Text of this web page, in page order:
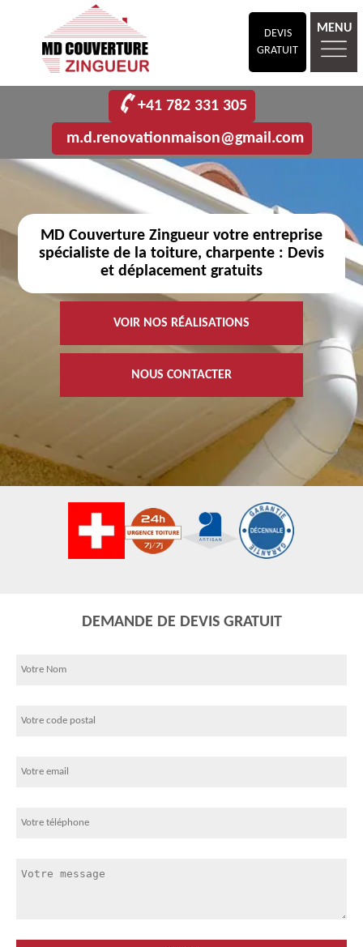
DEVIS
GRATUIT
MENU
+41 782 331 305
m.d.renovationmaison@gmail.com
MD Couverture Zingueur votre entreprise
spécialiste de la toiture, charpente : Devis
et déplacement gratuits
VOIR NOS RÉALISATIONS
NOUS CONTACTER
DEMANDE DE DEVIS GRATUIT